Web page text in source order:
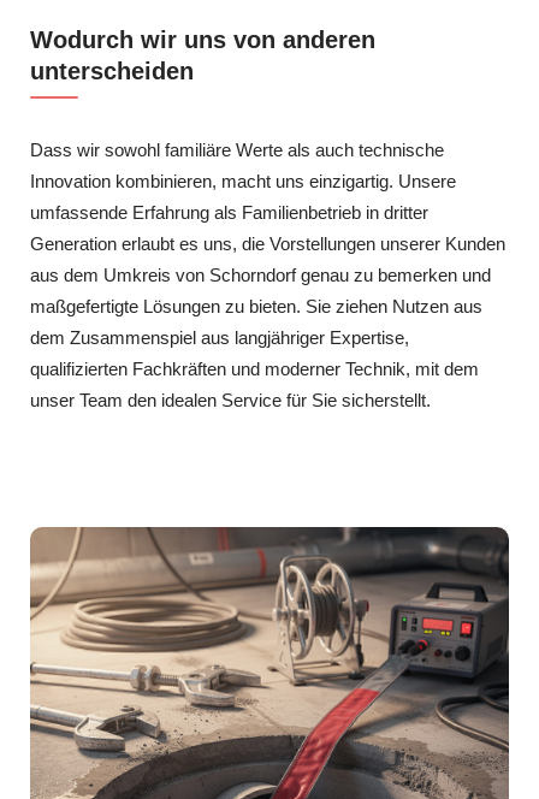
Wodurch wir uns von anderen
unterscheiden
Dass wir sowohl familiäre Werte als auch technische
Innovation kombinieren, macht uns einzigartig. Unsere
umfassende Erfahrung als Familienbetrieb in dritter
Generation erlaubt es uns, die Vorstellungen unserer Kunden
aus dem Umkreis von Schorndorf genau zu bemerken und
maßgefertigte Lösungen zu bieten. Sie ziehen Nutzen aus
dem Zusammenspiel aus langjähriger Expertise,
qualifizierten Fachkräften und moderner Technik, mit dem
unser Team den idealen Service für Sie sicherstellt.